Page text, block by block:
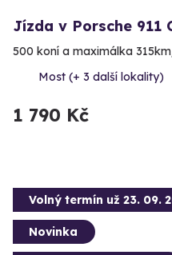
Jízda v Porsche 911
500 koní a maximálka
Most (+ 3 další lokality)
1 790 Kč
Volný termín už 23. 09.
Novinka